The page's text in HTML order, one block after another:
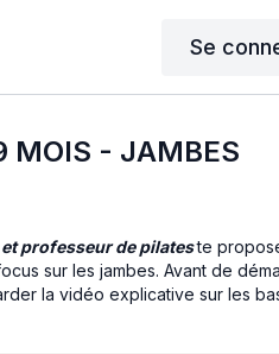
Se
MOIS - JAMBES
professeur de pilateste
sur les jambes. Avant de
la vidéo explicative sur les